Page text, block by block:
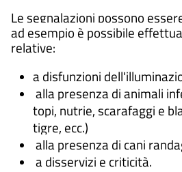
Le segnalazioni possono
ad esempio è possibile
relative:
a disfunzioni
alla presenza di animali
topi, nutrie, scarafaggi e
tigre, ecc.)
alla presenza di cani
a disservizi e criticità.